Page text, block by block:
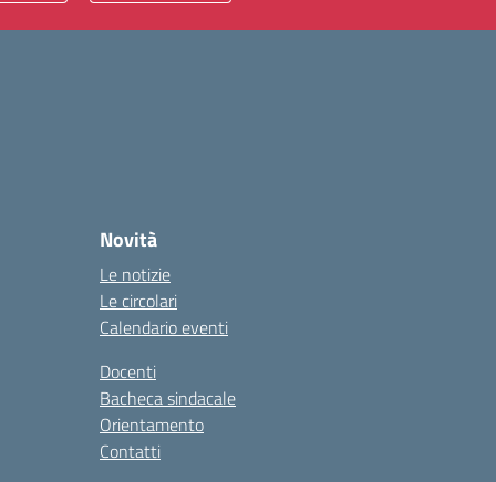
Novità
Le notizie
Le circolari
Calendario eventi
Docenti
Bacheca sindacale
Orientamento
Contatti